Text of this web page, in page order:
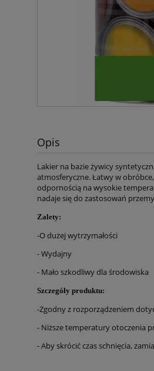
Opis
Lakier na bazie żywicy
atmosferyczne. Łatwy w
odpornością na wysokie
nadaje się do zastosowań
Zalety:
-O dużej wytrzymałości
- Wydajny
- Mało szkodliwy dla środowiska
Szczegóły produktu:
-Zgodny z rozporządzeniem
- Niższe temperatury otoczenia
- Aby skrócić czas schnięcia,